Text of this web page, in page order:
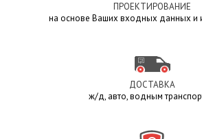
ПРОЕКТИРОВАНИЕ
на основе Ваших входных данных и
ДОСТАВКА
ж/д, авто, водным